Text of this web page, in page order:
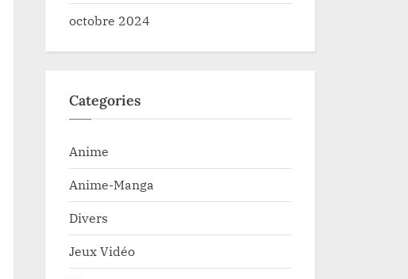
octobre 2024
Categories
Anime
Anime-Manga
Divers
Jeux Vidéo